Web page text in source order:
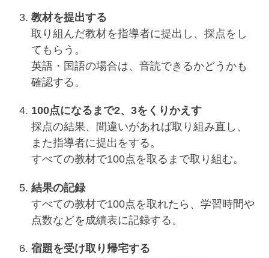
教材を提出する
取り組んだ教材を指導者に提出し、採点をし
てもらう。
英語・国語の場合は、音読できるかどうかも
確認する。
100点になるまで2、3をくりかえす
採点の結果、間違いがあれば取り組み直し、
また指導者に提出をする。
すべての教材で100点を取るまで取り組む。
結果の記録
すべての教材で100点を取れたら、学習時間や
点数などを成績表に記録する。
宿題を受け取り帰宅する